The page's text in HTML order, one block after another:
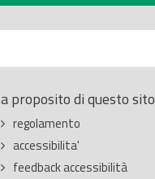
a proposito di questo sito
regolamento
accessibilita'
feedback accessibilità